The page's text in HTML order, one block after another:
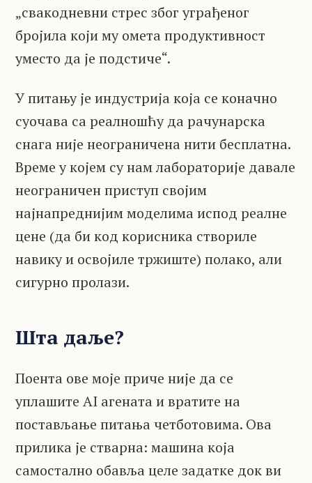
„свакодневни стрес због уграђеног
бројила који му омета продуктивност
уместо да је подстиче“.
У питању је индустрија која се коначно
суочава са реалношћу да рачунарска
снага није неограничена нити бесплатна.
Време у којем су нам лабораторије давале
неограничен приступ својим
најнапреднијим моделима испод реалне
цене (да би код корисника створиле
навику и освојиле тржиште) полако, али
сигурно пролази.
Шта даље?
Поента ове моје приче није да се
уплашите AI агената и вратите на
постављање питања четботовима. Ова
прилика је стварна: машина која
самостално обавља целе задатке док ви